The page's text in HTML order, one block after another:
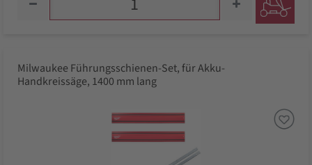
Milwaukee Führungsschienen-Set, für Akku-
Handkreissäge, 1400 mm lang